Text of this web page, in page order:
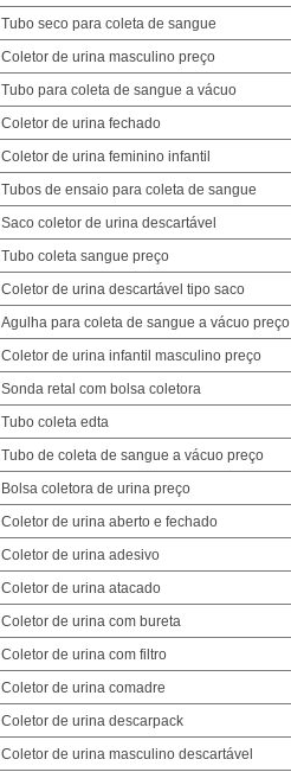
Tubo seco para coleta de sangue
Coletor de urina masculino preço
Tubo para coleta de sangue a vácuo
Coletor de urina fechado
Coletor de urina feminino infantil
Tubos de ensaio para coleta de sangue
Saco coletor de urina descartável
Tubo coleta sangue preço
Coletor de urina descartável tipo saco
Agulha para coleta de sangue a vácuo preço
Coletor de urina infantil masculino preço
Sonda retal com bolsa coletora
Tubo coleta edta
Tubo de coleta de sangue a vácuo preço
Bolsa coletora de urina preço
Coletor de urina aberto e fechado
Coletor de urina adesivo
Coletor de urina atacado
Coletor de urina com bureta
Coletor de urina com filtro
Coletor de urina comadre
Coletor de urina descarpack
Coletor de urina masculino descartável